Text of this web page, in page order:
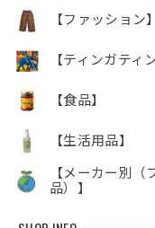
【ファッション】
【ティンガティ
【食品】
【生活用品】
【メーカー別
品）】